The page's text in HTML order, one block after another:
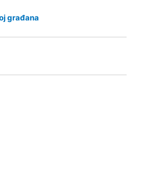
građana